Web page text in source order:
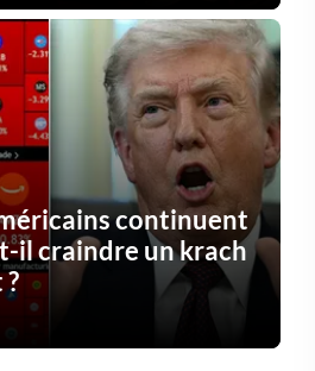
continuent
il craindre un krach